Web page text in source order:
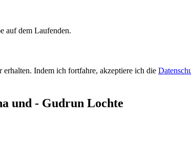
auf dem Laufenden.
Indem ich fortfahre, akzeptiere ich die
und - Gudrun Lochte